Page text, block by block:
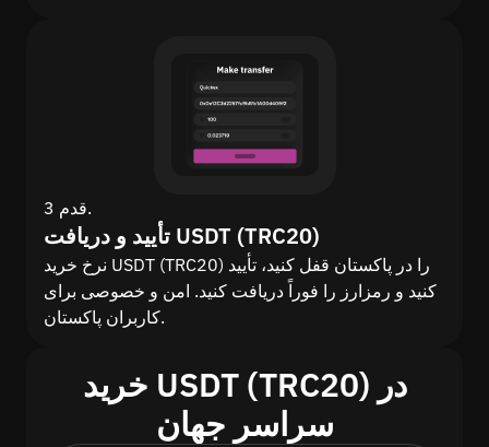
قدم 3.
تأیید و دریافت USDT (TRC20)
نرخ خرید USDT (TRC20) را در پاکستان قفل کنید، تأیید
کنید و رمزارز را فوراً دریافت کنید. امن و خصوصی برای
کاربران پاکستان.
خرید USDT (TRC20) در
سراسر جهان